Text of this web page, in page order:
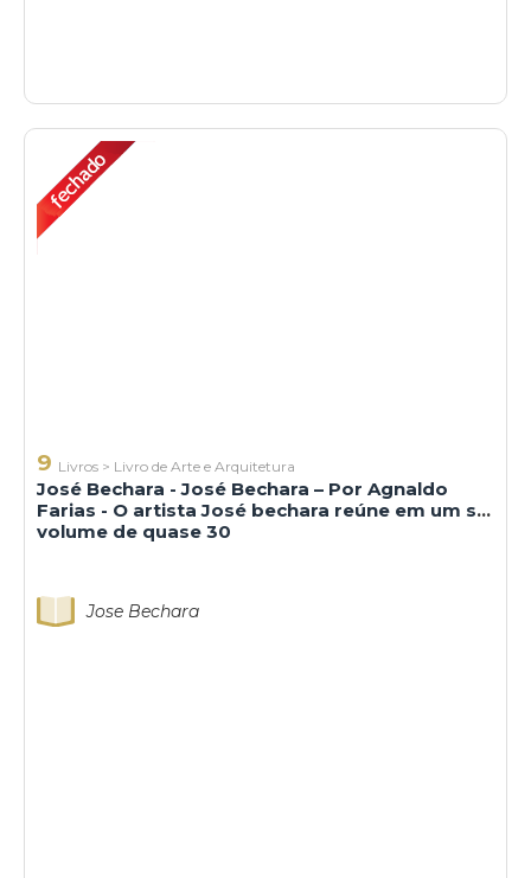
9 Livros > Livro de Arte e Arquitetura
José Bechara - José Bechara – Por Agnaldo
Farias - O artista José bechara reúne em um só
volume de quase 30
Jose Bechara